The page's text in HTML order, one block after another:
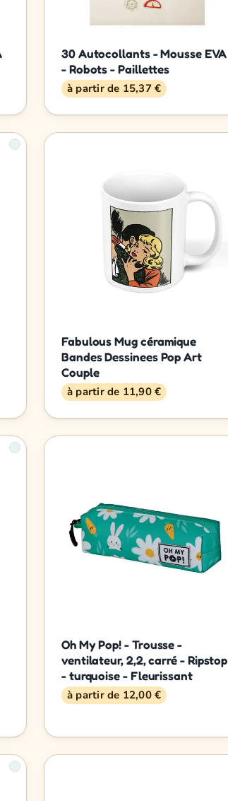
30 Autocollants - Mousse EVA
- Robots - Paillettes
à partir de 15,37 €
Fabulous Mug céramique
Bandes Dessinees Pop Art
Couple
à partir de 11,90 €
Oh My Pop! - Trousse -
ventilateur, 2,2, carré - Ripstop
- turquoise - Fleurissant
à partir de 12,00 €